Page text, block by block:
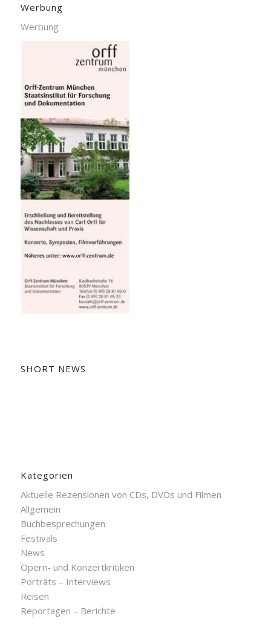
Werbung
Werbung
SHORT NEWS
Kategorien
Aktuelle Rezensionen von CDs, DVDs und Filmen
Allgemein
Buchbesprechungen
Festivals
News
Opern- und Konzertkritiken
Porträts – Interviews
Reisen
Reportagen – Berichte